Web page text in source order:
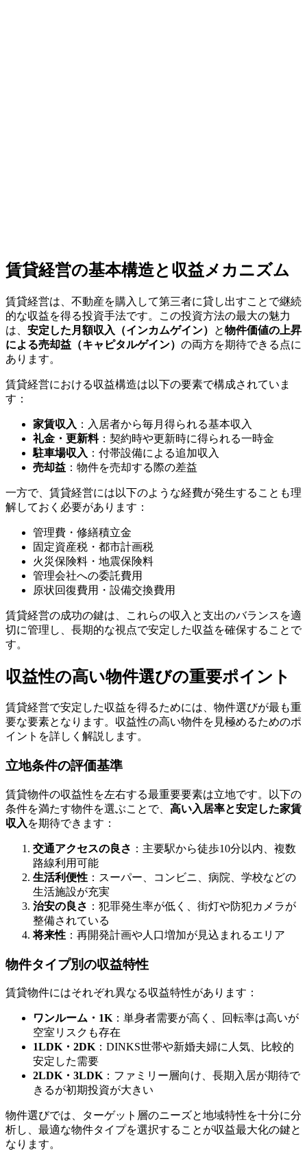
賃貸経営の基本構造と収益メカニズム
賃貸経営は、不動産を購入して第三者に貸し出すことで継続
的な収益を得る投資手法です。この投資方法の最大の魅力
は、 安定した月額収入（インカムゲイン） と物件価値の上昇
による売却益（キャピタルゲイン） の両方を期待できる点に
あります。
賃貸経営における収益構造は以下の要素で構成されていま
す：
家賃収入 ：入居者から毎月得られる基本収入
礼金・更新料：契約時や更新時に得られる一時金
駐車場収入 ：付帯設備による追加収入
売却益 ：物件を売却する際の差益
一方で、賃貸経営には以下のような経費が発生することも理
解しておく必要があります：
管理費・修繕積立金
固定資産税・都市計画税
火災保険料・地震保険料
管理会社への委託費用
原状回復費用・設備交換費用
賃貸経営の成功の鍵は、これらの収入と支出のバランスを適
切に管理し、長期的な視点で安定した収益を確保することで
す。
収益性の高い物件選びの重要ポイント
賃貸経営で安定した収益を得るためには、物件選びが最も重
要な要素となります。収益性の高い物件を見極めるためのポ
イントを詳しく解説します。
立地条件の評価基準
賃貸物件の収益性を左右する最重要要素は立地です。以下の
条件を満たす物件を選ぶことで、 高い入居率と安定した家賃
収入 を期待できます：
交通アクセスの良さ ：主要駅から徒歩10分以内、複数
路線利用可能
生活利便性 ：スーパー、コンビニ、病院、学校などの
生活施設が充実
治安の良さ ：犯罪発生率が低く、街灯や防犯カメラが
整備されている
将来性 ：再開発計画や人口増加が見込まれるエリア
物件タイプ別の収益特性
賃貸物件にはそれぞれ異なる収益特性があります：
ワンルーム・1K ：単身者需要が高く、回転率は高いが
空室リスクも存在
1LDK・2DK ：DINKS世帯や新婚夫婦に人気、比較的
安定した需要
2LDK・3LDK ：ファミリー層向け、長期入居が期待で
きるが初期投資が大きい
物件選びでは、ターゲット層のニーズと地域特性を十分に分
析し、最適な物件タイプを選択することが収益最大化の鍵と
なります。